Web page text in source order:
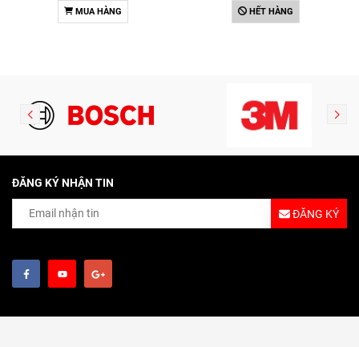
2012), S500 (2005-2011);
SLK200 (2011-2015) chính
MUA HÀNG HẾT HÀNG
ĐĂNG KÝ NHẬN TIN
ĐĂNG KÝ